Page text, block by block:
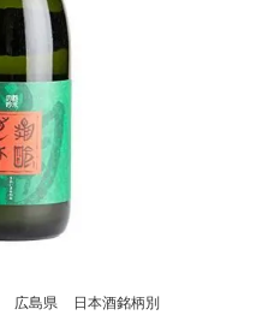
広島県
日本酒銘柄別